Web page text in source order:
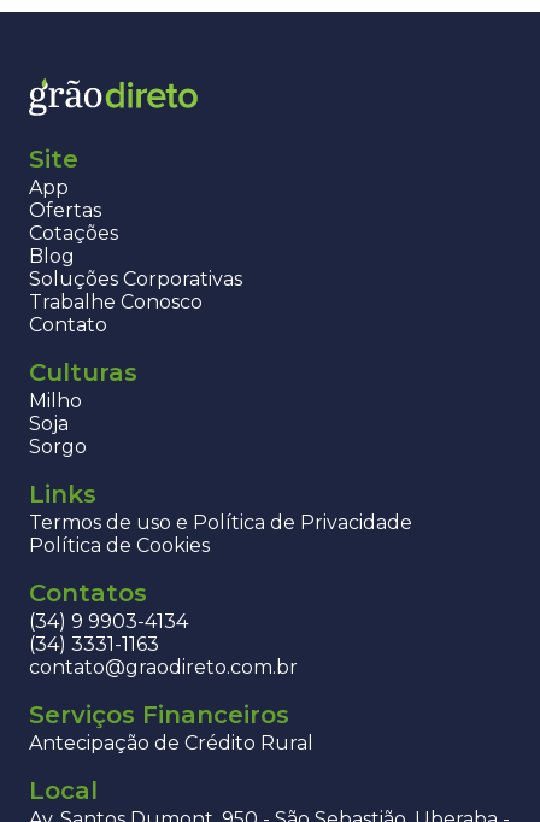
Site
App
Ofertas
Cotações
Blog
Soluções Corporativas
Trabalhe Conosco
Contato
Culturas
Milho
Soja
Sorgo
Links
Termos de uso e Política de Privacidade
Política de Cookies
Contatos
(34) 9 9903-4134
(34) 3331-1163
contato@graodireto.com.br
Serviços Financeiros
Antecipação de Crédito Rural
Local